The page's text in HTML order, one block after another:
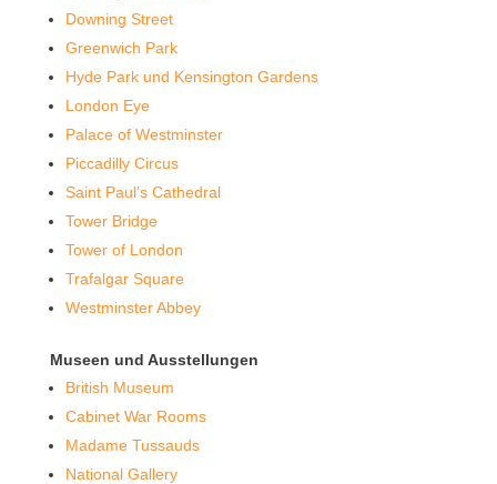
Downing Street
Greenwich Park
Hyde Park und Kensington Gardens
London Eye
Palace of Westminster
Piccadilly Circus
Saint Paul’s Cathedral
Tower Bridge
Tower of London
Trafalgar Square
Westminster Abbey
Museen und Ausstellungen
British Museum
Cabinet War Rooms
Madame Tussauds
National Gallery